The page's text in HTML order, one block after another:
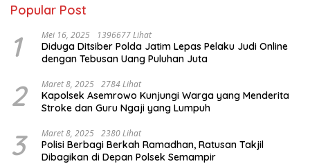
Popular Post
1 Mei 16, 2025 1396677 Lihat
Diduga Ditsiber Polda Jatim Lepas Pelaku Judi Online
dengan Tebusan Uang Puluhan Juta
2 Maret 8, 2025 2784 Lihat
Kapolsek Asemrowo Kunjungi Warga yang Menderita
Stroke dan Guru Ngaji yang Lumpuh
3 Maret 8, 2025 2380 Lihat
Polisi Berbagi Berkah Ramadhan, Ratusan Takjil
Dibagikan di Depan Polsek Semampir